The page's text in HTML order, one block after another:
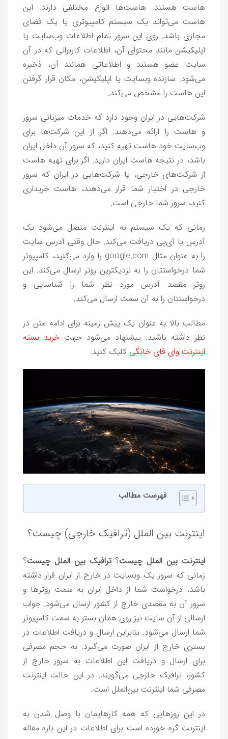
هاست هستند. هاست‌ها انواع مختلفی دارند. این
هاست می‌تواند یک سیستم کامپیوتری یا یک فضای
مجازی باشد. روی این سرور تمام اطلاعات وب‌سایت یا
اپلیکیشن مانند محتوای آن، اطلاعات کاربرانی که در آن
سایت عضو هستند و اطلاعاتی همانند آن، ذخیره
می‌شود. سازنده وبسایت یا اپلیکیشن، مکان قرار گرفتن
این هاست را مشخص می‌کند.
شرکت‌هایی در ایران وجود دارد که خدمات میزبانی سرور
و هاست را ارائه می‌دهند. اگر از این شرکت‌ها برای
وب‌سایت خود هاست تهیه کنید، که سرور آن داخل ایران
باشد، در نتیجه هاست ایران دارید. اگر برای تهیه هاست
از شرکت‌های خارجی، یا شرکت‌هایی در ایران که سرور
خارجی در اختیار شما قرار می‌دهند، هاست خریداری
کنید، سرور شما خارجی است.
زمانی که یک سیستم به اینترنت متصل می‌شود یک
آدرس یا آی‌پی دریافت می‌کند. حال وقتی آدرس سایت
را به عنوان مثال google.com را وارد می‌کنید، کامپیوتر
شما درخواستتان را به نزدیکترین روتر ارسال می‌کند. این
روتر مقصد آدرس مورد نظر شما را شناسایی و
درخواستتان را به آن سمت ارسال می‌کند.
مطالب بالا به عنوان یک پیش زمینه برای ادامه متن در
نظر داشته باشید. پیشنهاد می‌شود جهت خرید بسته
اینترنت وای فای خانگی کلیک کنید.
فهرست مطالب
اینترنت بین الملل (ترافیک خارجی) چیست؟
اینترنت بین الملل چیست؟ترافیک بین الملل چیست؟
زمانی که سرور یک وبسایت در خارج از ایران قرار داشته
باشد، درخواست شما از داخل ایران به سمت روترها و
سرور آن به مقصدی خارج از کشور ارسال می‌شود. جواب
ارسالی از آن سایت نیز روی همان بستر به سمت کامپیوتر
شما ارسال می‌شود. بنابراین ارسال و دریافت اطلاعات در
بستری خارج از ایران صورت می‌گیرد. به حجم مصرفی
برای ارسال و دریافت این اطلاعات به سرور خارج از
کشور، ترافیک خارجی می‌گویند. در این حالت اینترنت
مصرفی شما اینترنت بین‌الملل است.
در این روزهایی که همه کارهایمان با وصل شدن به
اینترنت گره خورده است برای اطلاعات در این باره مقاله